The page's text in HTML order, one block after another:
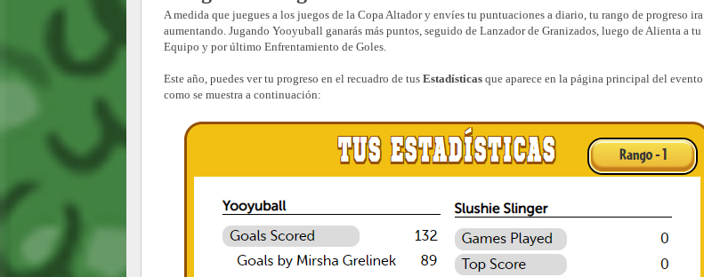
A medida que juegues a los juegos de la Copa Altador y envíes tu puntuaciones a diario, tu rango de progreso ira
aumentando. Jugando Yooyuball ganarás más puntos, seguido de Lanzador de Granizados, luego de Alienta a tu
Equipo y por último Enfrentamiento de Goles.
Este año, puedes ver tu progreso en el recuadro de tus Estadísticas que aparece en la página principal del evento
como se muestra a continuación: